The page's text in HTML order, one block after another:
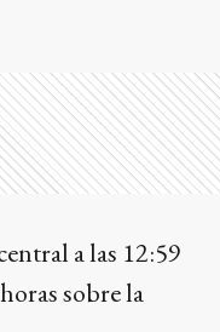
a las 12:59
sobre la